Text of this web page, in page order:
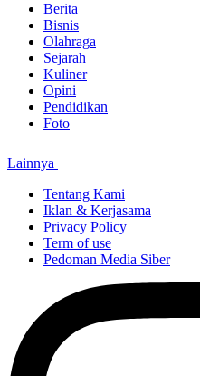
Berita
Bisnis
Olahraga
Sejarah
Kuliner
Opini
Pendidikan
Foto
Lainnya
Tentang Kami
Iklan & Kerjasama
Privacy Policy
Term of use
Pedoman Media Siber